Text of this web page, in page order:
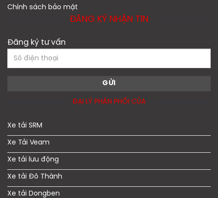
Chính sách bảo mật
ĐĂNG KÝ NHẬN TIN
Đăng ký tư vấn
ĐẠI LÝ PHÂN PHỐI CỦA
Xe tải SRM
Xe Tải Veam
Xe tải lưu động
Xe tải Đô Thành
Xe tải Dongben